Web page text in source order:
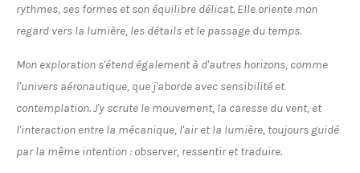
rythmes, ses formes et son équilibre délicat. Elle oriente mon
regard vers la lumière, les détails et le passage du temps.
Mon exploration s'étend également à d'autres horizons, comme
l'univers aéronautique, que j'aborde avec sensibilité et
contemplation. J'y scrute le mouvement, la caresse du vent, et
l'interaction entre la mécanique, l'air et la lumière, toujours guidé
par la même intention : observer, ressentir et traduire.